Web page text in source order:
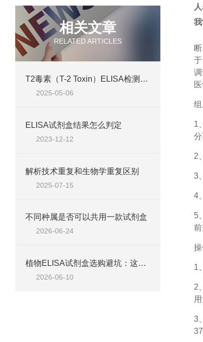
相关文章
RELATED ARTICLES
T2毒素（T-2 Toxin）ELISA检测试剂盒 @使用说明书
2025-05-06
ELISA试剂盒结果怎么判定
2023-12-12
解析技术重复和生物学重复区别
2025-07-15
不同种属是否可以共用一款试剂盒
2026-06-24
植物ELISA试剂盒选购避坑：这五个参数不达标，数据全白测
2026-06-10
1、
分
2、
3
4
5
操
1、
2
3